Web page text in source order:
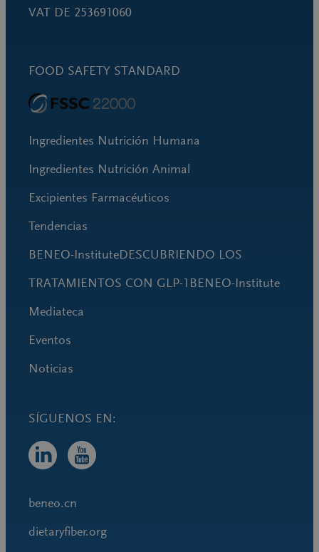
VAT DE 253691060
FOOD SAFETY STANDARD
Ingredientes Nutrición Humana
Ingredientes Nutrición Animal
Excipientes Farmacéuticos
Tendencias
BENEO-InstituteDESCUBRIENDO LOS
TRATAMIENTOS CON GLP-1BENEO-Institute
Mediateca
Eventos
Noticias
beneo.cn
dietaryfiber.org